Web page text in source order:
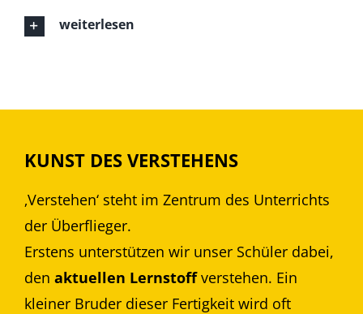
weiterlesen
KUNST DES VERSTEHENS
‚Verstehen‘ steht im Zentrum des Unterrichts
der Überflieger.
Erstens unterstützen wir unser Schüler dabei,
den aktuellen Lernstoffverstehen. Ein
kleiner Bruder dieser Fertigkeit wird oft